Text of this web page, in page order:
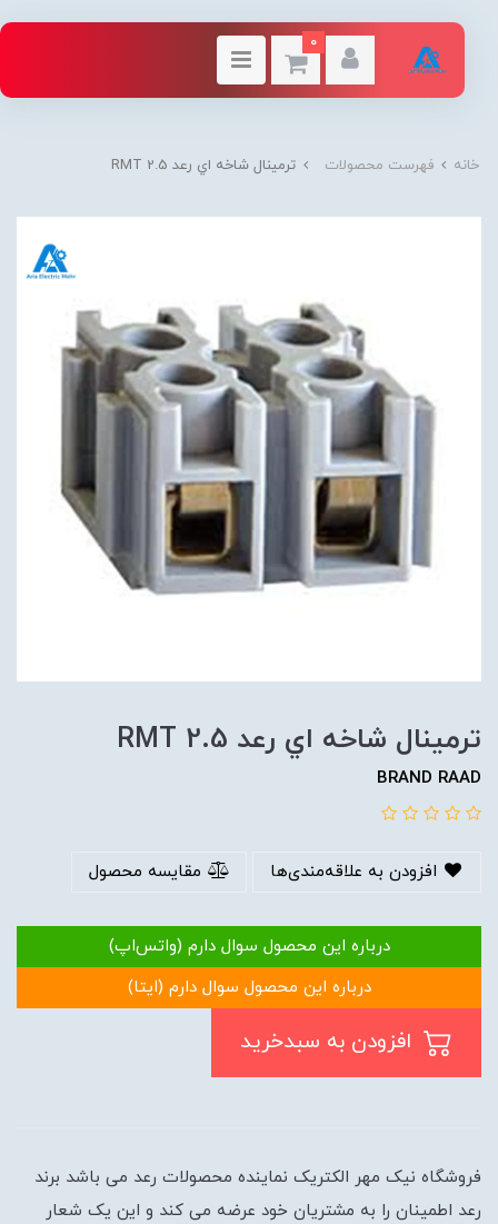
0
خانه فهرست محصولات ترمينال شاخه اي رعد RMT 2.5
ترمينال شاخه اي رعد RMT 2.5
BRAND RAAD
افزودن به علاقه‌مندی‌ها مقایسه محصول
درباره این محصول سوال دارم (واتس‌اپ)
درباره این محصول سوال دارم (ایتا)
فروشگاه نیک مهر الکتریک نماینده محصولات رعد می باشد برند
رعد اطمینان را به مشتریان خود عرضه می کند و این یک شعار